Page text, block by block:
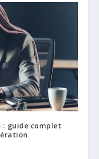
: guide complet